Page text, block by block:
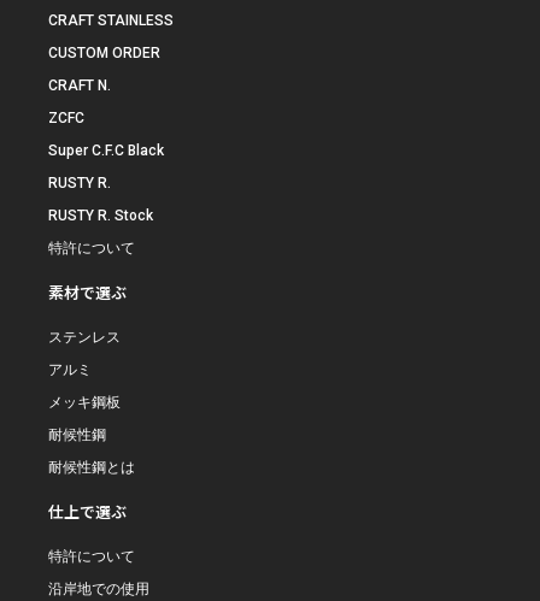
CRAFT STAINLESS
CUSTOM ORDER
CRAFT N.
ZCFC
Super C.F.C Black
RUSTY R.
RUSTY R. Stock
特許について
素材で選ぶ
ステンレス
アルミ
メッキ鋼板
耐候性鋼
耐候性鋼とは
仕上で選ぶ
特許について
沿岸地での使用